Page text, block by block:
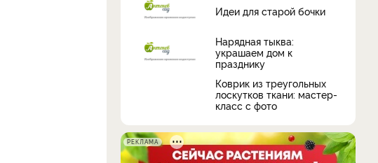
Идеи для старой бочки
Нарядная тыква:
украшаем дом к
празднику
Коврик из треугольных
лоскутков ткани: мастер-
класс с фото
РЕКЛАМА